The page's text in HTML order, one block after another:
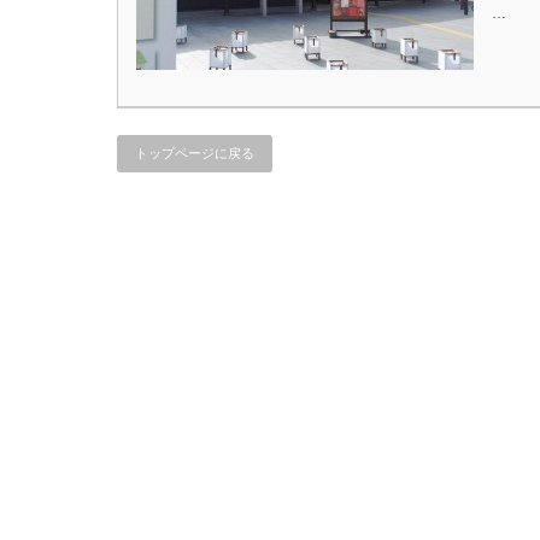
…
トップページに戻る